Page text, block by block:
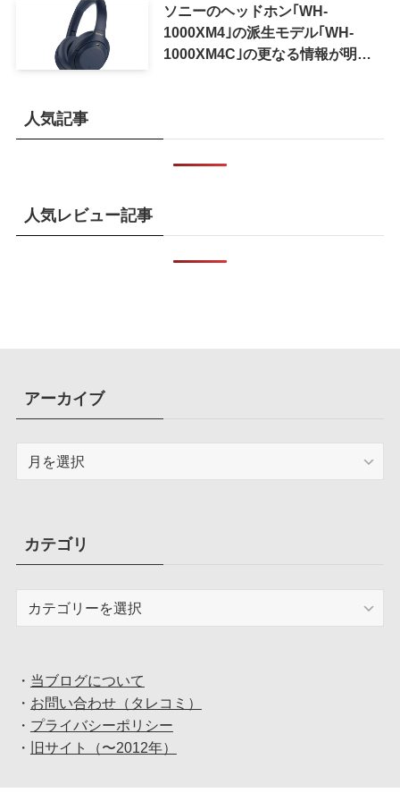
ソニーのヘッドホン｢WH-
1000XM4｣の派生モデル｢WH-
1000XM4C｣の更なる情報が明ら
人気記事
人気レビュー記事
アーカイブ
ブカテゴリ
・ 当ブログについて
・ お問い合わせ（タレコミ）
・ プライバシーポリシー
・
旧サイト（〜2012年）